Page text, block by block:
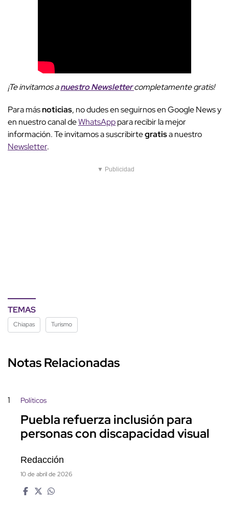
¡Te invitamos anuestroNewslettercompletamente gratis!
Para másnoticias, no dudes en seguirnos en Google News y
en nuestro canal deWhatsApppara recibir la mejor
información. Te invitamos a suscribirtegratisa nuestro
Newsletter.
▼ Publicidad
TEMAS
Chiapas Turismo
Notas Relacionadas
1 Políticos
Puebla refuerza inclusión para
personas con discapacidad visual
Redacción
10 de abril de 2026